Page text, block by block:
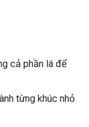
cả phần lá để
từng khúc nhỏ